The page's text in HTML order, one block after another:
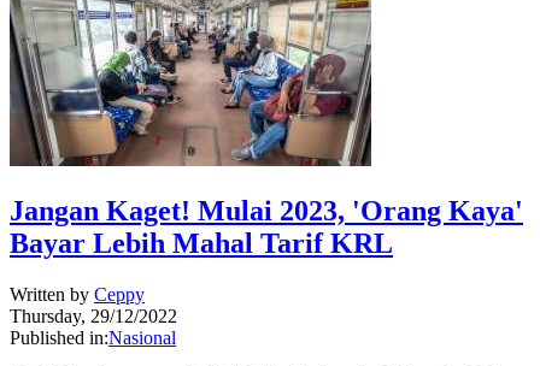
Jangan Kaget! Mulai 2023, 'Orang Kaya'
Bayar Lebih Mahal Tarif KRL
Written by Ceppy
Thursday, 29/12/2022
Published in:Nasional